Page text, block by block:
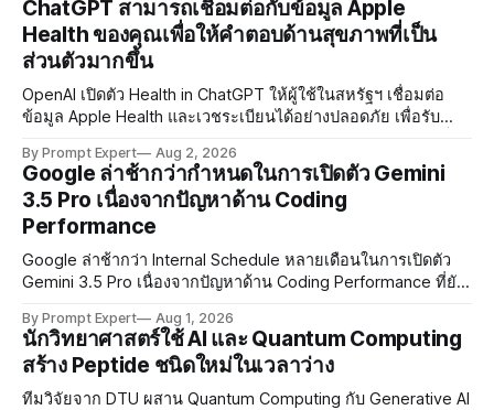
ChatGPT สามารถเชื่อมต่อกับข้อมูล Apple
Health ของคุณเพื่อให้คำตอบด้านสุขภาพที่เป็น
ส่วนตัวมากขึ้น
OpenAI เปิดตัว Health in ChatGPT ให้ผู้ใช้ในสหรัฐฯ เชื่อมต่อ
ข้อมูล Apple Health และเวชระเบียนได้อย่างปลอดภัย เพื่อรับคำ
การเข้าถึงข้อมูลได้ด้วยตนเอง
By Prompt Expert Aug 2, 2026
Google ล่าช้ากว่ากำหนดในการเปิดตัว Gemini
3.5 Pro เนื่องจากปัญหาด้าน Coding
Performance
Google ล่าช้ากว่า Internal Schedule หลายเดือนในการเปิดตัว
Gemini 3.5 Pro เนื่องจากปัญหาด้าน Coding Performance ที่ยัง
Meta เดินหน้าอย่างไม่หยุดยั้ง
By Prompt Expert Aug 1, 2026
นักวิทยาศาสตร์ใช้ AI และ Quantum Computing
สร้าง Peptide ชนิดใหม่ในเวลาว่าง
ทีมวิจัยจาก DTU ผสาน Quantum Computing กับ Generative AI